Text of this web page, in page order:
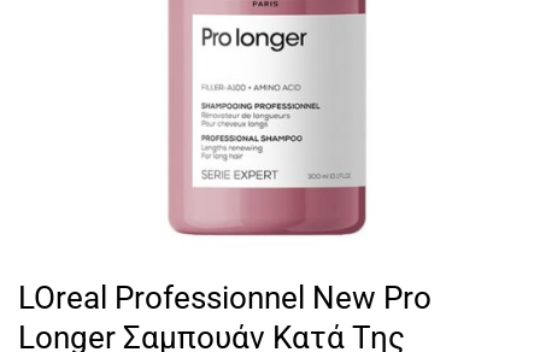
LOreal Professionnel New Pro
Longer Σαμπουάν Κατά Της